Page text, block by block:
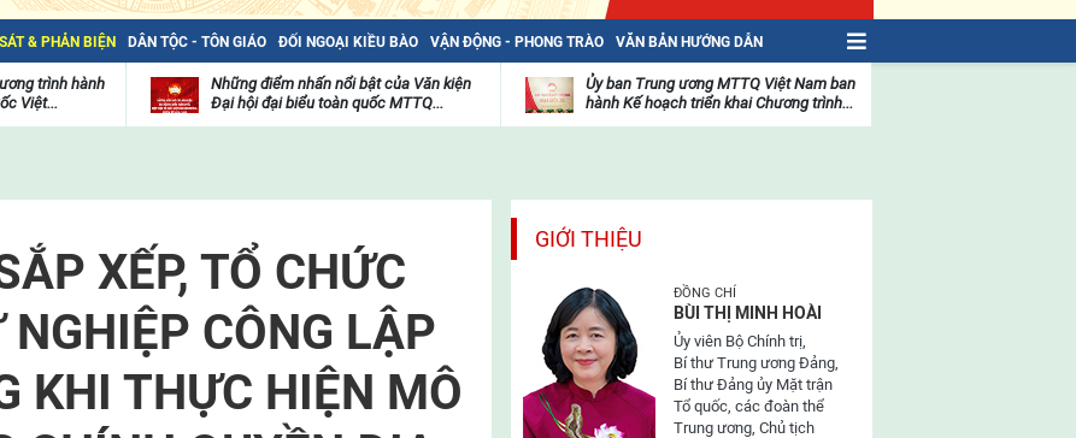
& PHẢN BIỆN DÂN TỘC - TÔN GIÁO ĐỐI NGOẠI KIỀU BÀO VẬN ĐỘNG - PHONG TRÀO VĂN BẢN HƯỚNG DẪN
trình hành
Việt...
Những điểm nhấn nổi bật của Văn kiện
Đại hội đại biểu toàn quốc MTTQ...
mặt
trận
Ủy ban Trung ương MTTQ Việt Nam ban
hành Kế hoạch triển khai Chương trình...
XẾP, TỔ CHỨC
CÔNG LẬP
KHI THỰC HIỆN MÔ
GIỚI THIỆU
ĐỒNG CHÍ
BÙI THỊ MINH HOÀI
Ủy viên Bộ Chính trị,
Bí thư Trung ương Đảng,
Bí thư Đảng ủy Mặt trận
Tổ quốc, các đoàn thể
Trung ương, Chủ tịch